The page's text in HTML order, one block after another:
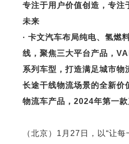
专注于用户价值创造，专注
未来
· 卡文汽车布局纯电、氢燃
线，聚焦三大平台产品，
系列车型，打造满足城市物
长途干线物流场景的全新价
物流车产品，2024年第一
（北京）1月27日，以“让